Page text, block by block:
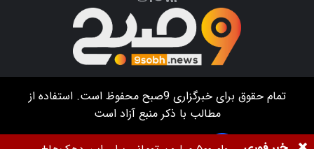
تمام حقوق برای خبرگزاری9صبح
محفوظ است. استفاده از
مطالب با ذکر منبع آزاد است